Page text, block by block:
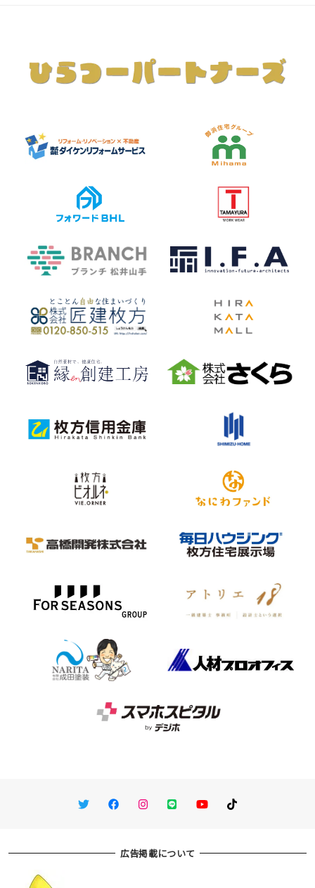
TwitterFacebookInstagram
LINE You TubeTikTok
広告掲載について